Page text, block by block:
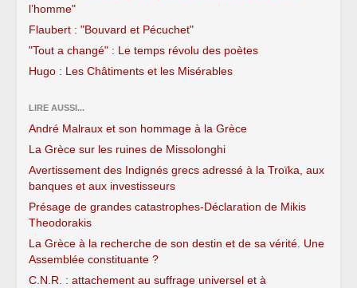
l’homme"
Flaubert : "Bouvard et Pécuchet"
"Tout a changé" : Le temps révolu des poètes
Hugo : Les Châtiments et les Misérables
LIRE AUSSI...
André Malraux et son hommage à la Grèce
La Grèce sur les ruines de Missolonghi
Avertissement des Indignés grecs adressé à la Troïka, aux
banques et aux investisseurs
Présage de grandes catastrophes-Déclaration de Mikis
Theodorakis
La Grèce à la recherche de son destin et de sa vérité. Une
Assemblée constituante ?
C.N.R. : attachement au suffrage universel et à